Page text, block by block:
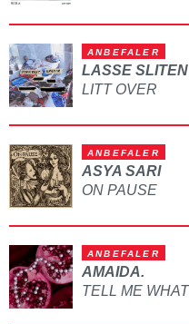
ANBEFALER
LASSE SLITEN
LITT OVER
ANBEFALER
ASYA SARI
ON PAUSE
ANBEFALER
AMAIDA.